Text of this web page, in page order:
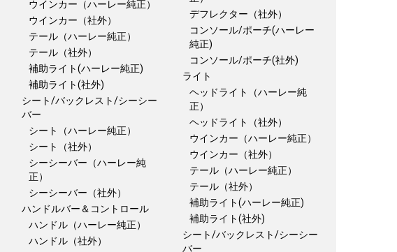
ウインカー（ハーレー純正）
ウインカー（社外）
テール（ハーレー純正）
テール（社外）
補助ライト(ハーレー純正)
補助ライト(社外)
シート/バックレスト/シーシー
バー
シート（ハーレー純正）
シート（社外）
シーシーバー（ハーレー純
正）
シーシーバー（社外）
ハンドルバー＆コントロール
ハンドル（ハーレー純正）
ハンドル（社外）
デフレクター（社外）
コンソール/ポーチ(ハーレー
純正)
コンソール/ポーチ(社外)
ライト
ヘッドライト（ハーレー純
正）
ヘッドライト（社外）
ウインカー（ハーレー純正）
ウインカー（社外）
テール（ハーレー純正）
テール（社外）
補助ライト(ハーレー純正)
補助ライト(社外)
シート/バックレスト/シーシー
バー